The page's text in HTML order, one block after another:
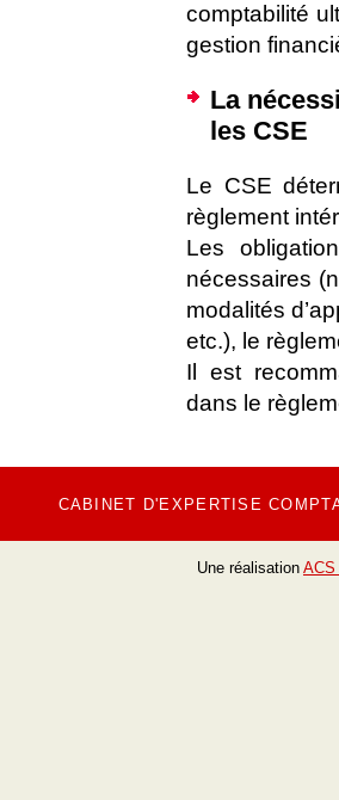
comptabilité
gestion
La
les CSE
Le CSE
règlement
Les
nécessaires
modalités
etc.), le
Il est
dans le
CABINET D'EXPERTISE
Une réalisation ACS